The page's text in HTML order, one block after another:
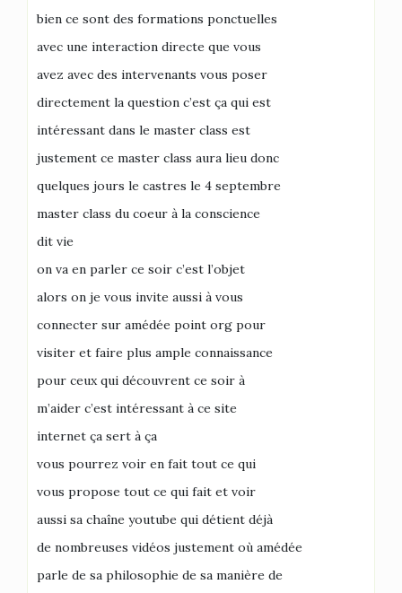
bien ce sont des formations ponctuelles
avec une interaction directe que vous
avez avec des intervenants vous poser
directement la question c’est ça qui est
intéressant dans le master class est
justement ce master class aura lieu donc
quelques jours le castres le 4 septembre
master class du coeur à la conscience
dit vie
on va en parler ce soir c’est l’objet
alors on je vous invite aussi à vous
connecter sur amédée point org pour
visiter et faire plus ample connaissance
pour ceux qui découvrent ce soir à
m’aider c’est intéressant à ce site
internet ça sert à ça
vous pourrez voir en fait tout ce qui
vous propose tout ce qui fait et voir
aussi sa chaîne youtube qui détient déjà
de nombreuses vidéos justement où amédée
parle de sa philosophie de sa manière de